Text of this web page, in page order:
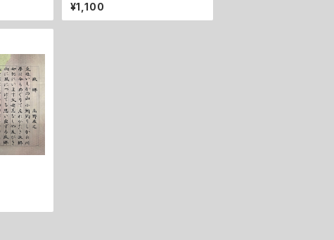
¥1,100